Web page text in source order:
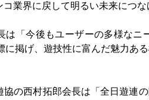
業界に戻して明るい未来につな
は「今後もユーザーの多様なニ
掲げ、遊技性に富んだ魅力あ
の西村拓郎会長は「全日遊連